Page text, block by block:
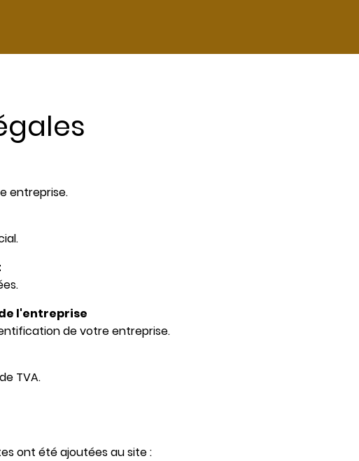
entreprise.
l'entreprise
de votre entreprise.
TVA.
ont été ajoutées au site :